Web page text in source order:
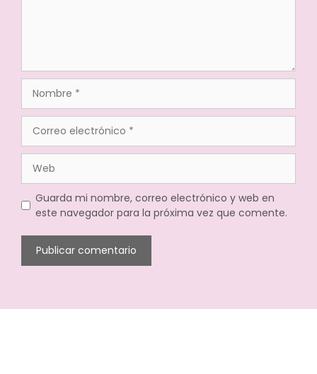
Guarda mi nombre, correo electrónico y web en
este navegador para la próxima vez que comente.